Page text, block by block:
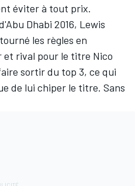
éviter à tout prix.
Dhabi 2016, Lewis
les règles en
et rival pour le titre Nico
sortir du top 3, ce qui
de lui chiper le titre. Sans